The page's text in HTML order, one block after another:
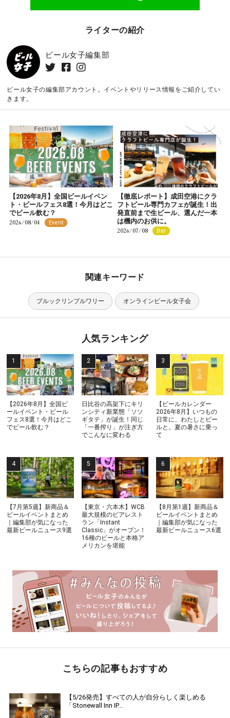
ライターの紹介
ビール女子編集部
ビール女子の編集部アカウント。イベントやリリース情報をご紹介してい
きます。
【2026年8月】全国ビールイベン
ト・ビールフェス8選！今月はどこ
でビール飲む？
2026/08/04 Event
【徹底レポート】成田空港にクラ
フトビール専門カフェが誕生！出
発直前まで生ビール、選んだ一本
は機内のお供に。
2026/07/08 Bar
関連キーワード
ブルックリンブルワリー オンラインビール女子会
人気ランキング
【2026年8月】全国ビ
ールイベント・ビール
フェス8選！今月はどこ
でビール飲む？
日比谷の高架下にキリ
ンシティ新業態「ソソ
ギタテ」が誕生！同じ
「一番搾り」が注ぎ方
でこんなに変わる
【ビールカレンダー
2026年8月】いつもの
日常に、わたしとビー
ルと。夏の暑さに乗っ
て
【7月第5週】新商品＆
ビールイベントまとめ
｜編集部が気になった
最新ビールニュース9選
【東京・六本木】WCB
最大規模のビアレスト
ラン「Instant
Classic」がオープン！
16種のビールと本格ア
メリカンを堪能
【8月第1週】新商品＆
ビールイベントまとめ
｜編集部が気になった
最新ビールニュース6選
こちらの記事もおすすめ
【5/26発売】すべての人が自分らしく楽しめる
「Stonewall Inn IP...